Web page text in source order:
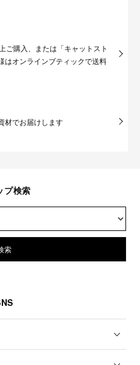
ご購入、または「キャットスト
はオンラインブティックで送料
材でお届けします
プ検索
索